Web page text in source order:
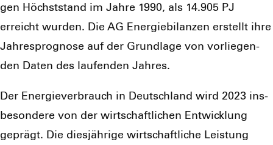
gen Höchst­stand im Jah­re 1990, als 14.905 PJ
erreicht wur­den. Die AG Ener­gie­bi­lan­zen erstellt ihre
Jah­res­pro­gno­se auf der Grund­la­ge von vor­lie­gen­
den Daten des lau­fen­den Jah­res.
Der Ener­gie­ver­brauch in Deutsch­land wird 2023 ins­
be­son­de­re von der wirt­schaft­li­chen Ent­wick­lung
geprägt. Die dies­jäh­ri­ge wirt­schaft­li­che Leis­tung